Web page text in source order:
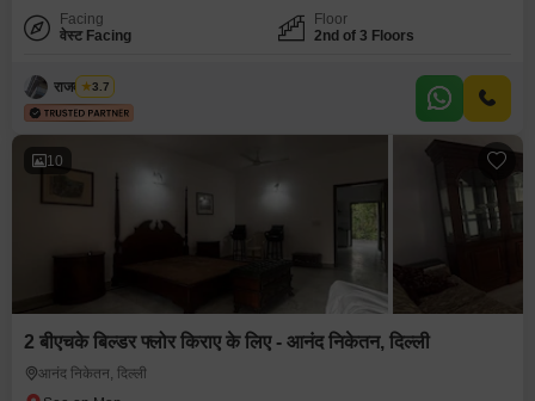
Facing
वेस्ट Facing
Floor
2nd of 3 Floors
राजवीर सिंघ
3.7
10
2 बीएचके बिल्डर फ्लोर किराए के लिए - आनंद निकेतन, दिल्ली
आनंद निकेतन, दिल्ली